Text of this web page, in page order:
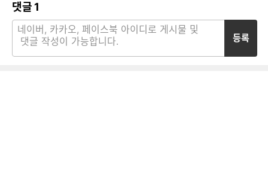
댓글 1
등록